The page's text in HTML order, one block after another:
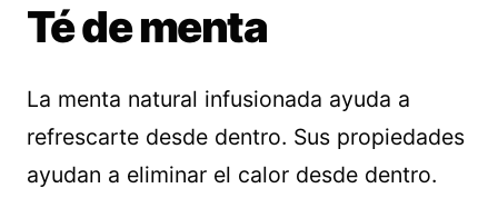
Té de menta
La menta natural infusionada ayuda a
refrescarte desde dentro. Sus propiedades
ayudan a eliminar el calor desde dentro.